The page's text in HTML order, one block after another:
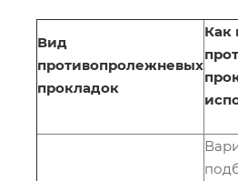
Вид
противопролежневых
прокладок
Как